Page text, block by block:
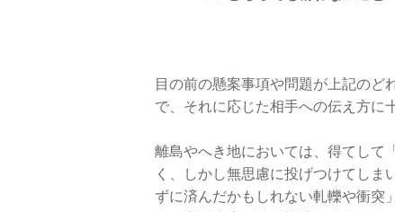
目の前の懸案事項や問題が上記のど
で、それに応じた相手への伝え方に
離島やへき地においては、得てして
く、しかし無思慮に投げつけてし
ずに済んだかもしれない軋轢や衝突